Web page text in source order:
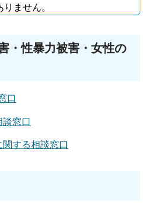
ません。
・性暴力被害・女性の
口
窓口
する相談窓口